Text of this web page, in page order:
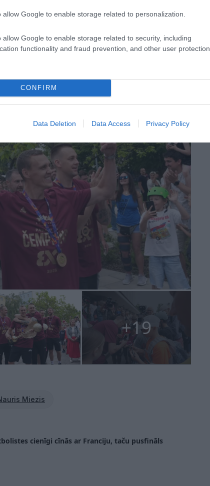
allow Google to enable storage related to personalization.
allow Google to enable storage related to security, including
functionality and fraud prevention, and other user protection.
CONFIRM
Data Deletion Data Access Privacy Policy
+19
Miezis
cienīgi cīnās ar Franciju, taču pusfināls